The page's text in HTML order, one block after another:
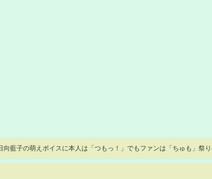
藍子の萌えボイスに本人は「つもっ！」でもファンは「ちゅも」祭